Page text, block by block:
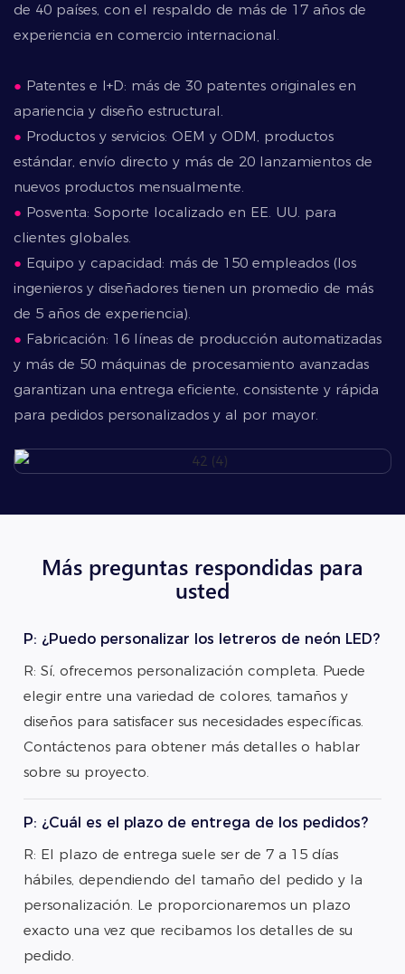
de 40 países, con el respaldo de más de 17 años de
experiencia en comercio internacional.
● Patentes e I+D: más de 30 patentes originales en
apariencia y diseño estructural.
● Productos y servicios: OEM y ODM, productos
estándar, envío directo y más de 20 lanzamientos de
nuevos productos mensualmente.
● Posventa: Soporte localizado en EE. UU. para
clientes globales.
● Equipo y capacidad: más de 150 empleados (los
ingenieros y diseñadores tienen un promedio de más
de 5 años de experiencia).
● Fabricación: 16 líneas de producción automatizadas
y más de 50 máquinas de procesamiento avanzadas
garantizan una entrega eficiente, consistente y rápida
para pedidos personalizados y al por mayor.
Más preguntas respondidas para
usted
P: ¿Puedo personalizar los letreros de neón LED?
R: Sí, ofrecemos personalización completa. Puede
elegir entre una variedad de colores, tamaños y
diseños para satisfacer sus necesidades específicas.
Contáctenos para obtener más detalles o hablar
sobre su proyecto.
P: ¿Cuál es el plazo de entrega de los pedidos?
R: El plazo de entrega suele ser de 7 a 15 días
hábiles, dependiendo del tamaño del pedido y la
personalización. Le proporcionaremos un plazo
exacto una vez que recibamos los detalles de su
pedido.